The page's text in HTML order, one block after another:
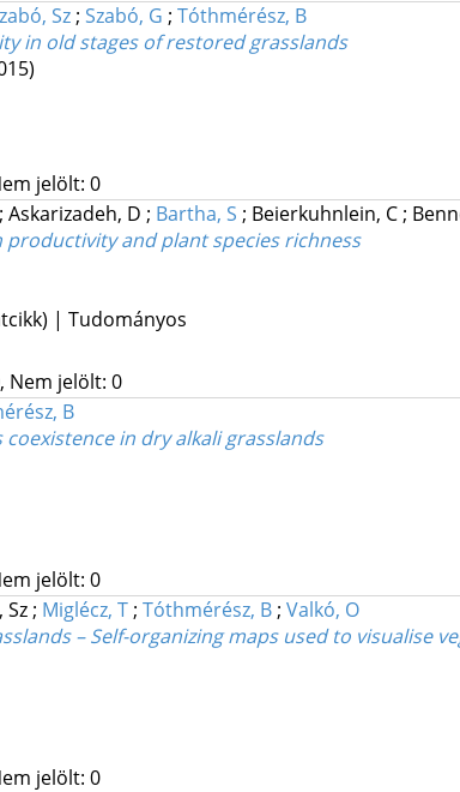
Sz ; Szabó, G ; Tóthmérész, B
in old stages of restored grasslands
jelölt: 0
; Askarizadeh, D ; Bartha, S ; Beierkuhnlein, C ;
and plant species richness
| Tudományos
Nem jelölt: 0
B
in dry alkali grasslands
jelölt: 0
Sz ; Miglécz, T ; Tóthmérész, B ; Valkó, O
– Self-organizing maps used to visualise
jelölt: 0